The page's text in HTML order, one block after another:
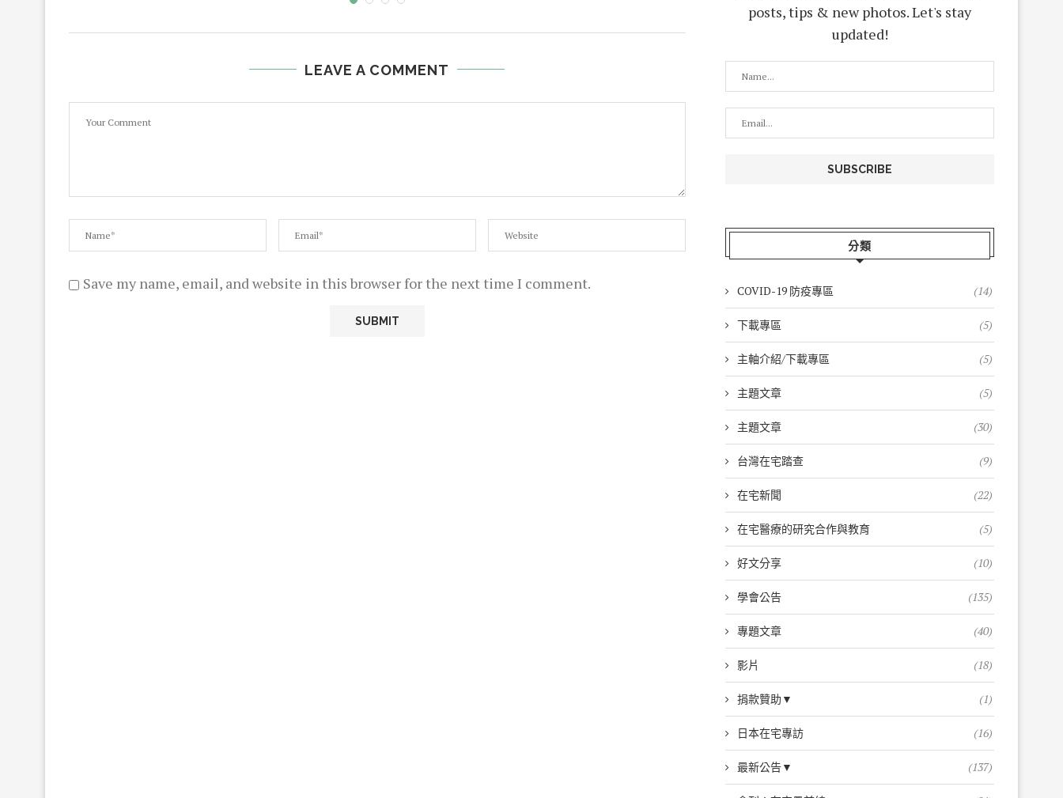
LEAVE A COMMENT
Save my name, email, and website in this browser for the next time I comment.
posts, tips & new photos. Let's stay
updated!
分類
COVID-19 防疫專區 (14)
下載專區 (5)
主軸介紹/下載專區 (5)
主題文章 (5)
主題文章 (30)
台灣在宅踏查 (9)
在宅新聞 (22)
在宅醫療的研究合作與教育 (5)
好文分享 (10)
學會公告 (135)
專題文章 (40)
影片 (18)
捐款贊助▼ (1)
日本在宅專訪 (16)
最新公告▼ (137)